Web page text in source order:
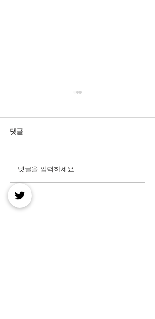
마사지 스페셜, 일반 코스
와 어떤 차이가 있을까?
댓글
댓글을 입력하세요.